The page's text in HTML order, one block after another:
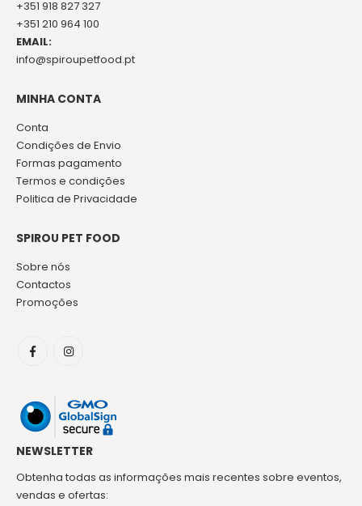
+351 918 827 327
+351 210 964 100
EMAIL:
info@spiroupetfood.pt
MINHA CONTA
Conta
Condições de Envio
Formas pagamento
Termos e condições
Politica de Privacidade
SPIROU PET FOOD
Sobre nós
Contactos
Promoções
NEWSLETTER
Obtenha todas as informações mais recentes sobre eventos,
vendas e ofertas: